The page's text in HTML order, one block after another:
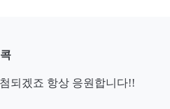
되겠죠 항상 응원합니다!!